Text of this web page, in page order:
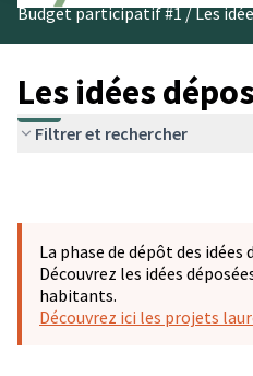
Budget participatif #1/Les
Les idées
Filtrer et rechercher
La phase de dépôt des
Découvrez les idées
habitants.
Découvrez ici les projets